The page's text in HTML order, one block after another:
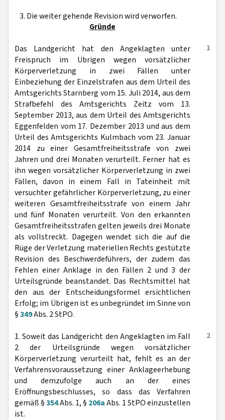
3. Die weiter gehende Revision wird verworfen.
Gründe
1
Das Landgericht hat den Angeklagten unter
Freispruch im Übrigen wegen vorsätzlicher
Körperverletzung in zwei Fällen unter
Einbeziehung der Einzelstrafen aus dem Urteil des
Amtsgerichts Starnberg vom 15. Juli 2014, aus dem
Strafbefehl des Amtsgerichts Zeitz vom 13.
September 2013, aus dem Urteil des Amtsgerichts
Eggenfelden vom 17. Dezember 2013 und aus dem
Urteil des Amtsgerichts Kulmbach vom 23. Januar
2014 zu einer Gesamtfreiheitsstrafe von zwei
Jahren und drei Monaten verurteilt. Ferner hat es
ihn wegen vorsätzlicher Körperverletzung in zwei
Fällen, davon in einem Fall in Tateinheit mit
versuchter gefährlicher Körperverletzung, zu einer
weiteren Gesamtfreiheitsstrafe von einem Jahr
und fünf Monaten verurteilt. Von den erkannten
Gesamtfreiheitsstrafen gelten jeweils drei Monate
als vollstreckt. Dagegen wendet sich die auf die
Rüge der Verletzung materiellen Rechts gestützte
Revision des Beschwerdeführers, der zudem das
Fehlen einer Anklage in den Fällen 2 und 3 der
Urteilsgründe beanstandet. Das Rechtsmittel hat
den aus der Entscheidungsformel ersichtlichen
Erfolg; im Übrigen ist es unbegründet im Sinne von
§349Abs. 2 StPO.
2
1. Soweit das Landgericht den Angeklagten im Fall
2 der Urteilsgründe wegen vorsätzlicher
Körperverletzung verurteilt hat, fehlt es an der
Verfahrensvoraussetzung einer Anklageerhebung
und demzufolge auch an der eines
Eröffnungsbeschlusses, so dass das Verfahren
gemäß §354Abs. 1, § 206aAbs. 1 StPO einzustellen
ist.